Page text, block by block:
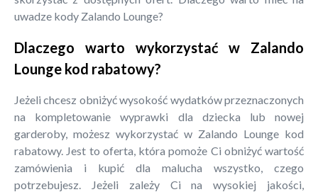
uwadze kody Zalando Lounge?
Dlaczego warto wykorzystać w Zalando
Lounge kod rabatowy?
Jeżeli chcesz obniżyć wysokość wydatków przeznaczonych
na kompletowanie wyprawki dla dziecka lub nowej
garderoby, możesz wykorzystać w Zalando Lounge kod
rabatowy. Jest to oferta, która pomoże Ci obniżyć wartość
zamówienia i kupić dla malucha wszystko, czego
potrzebujesz. Jeżeli zależy Ci na wysokiej jakości,